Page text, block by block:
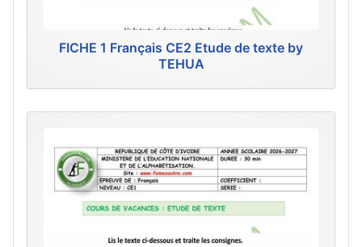
FICHE 1 Français CE2 Etude de texte by
TEHUA